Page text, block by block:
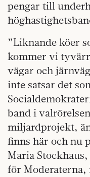
pengar till
”Liknande köer
kommer vi tyvärr
vägar och
inte satsar det
band i
miljardprojekt,
finns här och nu
Maria
för